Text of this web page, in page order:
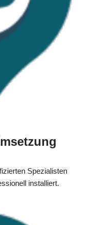
Spezialisten
installiert.